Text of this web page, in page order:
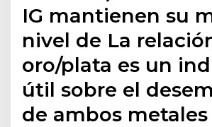
IG mantienen su
nivel de La
oro/plata es un
útil sobre el
de ambos metales